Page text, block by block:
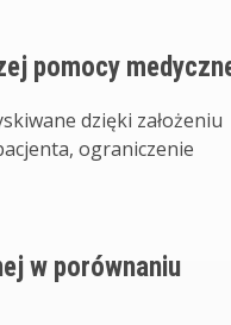
pomocy
dzięki założeniu
ograniczenie
w porównaniu